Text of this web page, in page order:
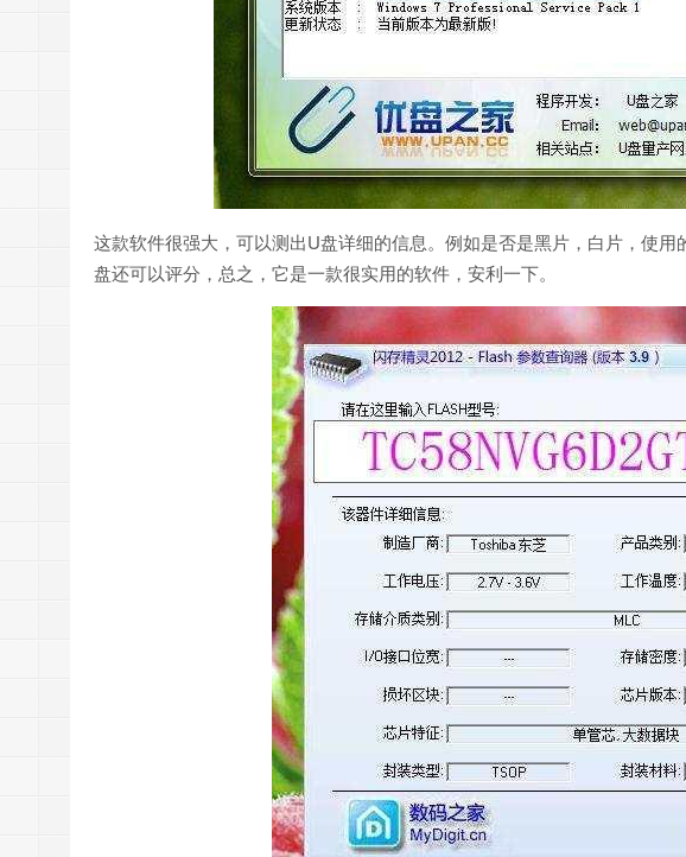
这款软件很强大，可以测出U盘详细的信息。例如是否是黑片，白片，使
盘还可以评分，总之，它是一款很实用的软件，安利一下。